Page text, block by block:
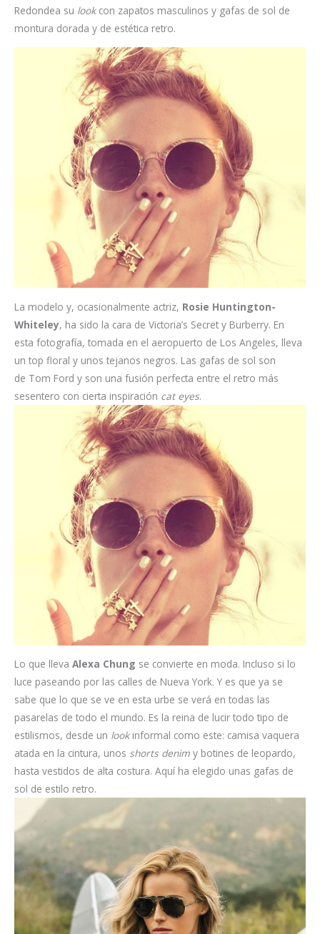
Redondea su lookcon zapatos masculinos y gafas de sol de
montura dorada y de estética retro.
La modelo y, ocasionalmente actriz, Rosie Huntington-
Whiteley, ha sido la cara de Victoria’s Secret y Burberry. En
esta fotografía, tomada en el aeropuerto de Los Angeles, lleva
un top floral y unos tejanos negros. Las gafas de sol son
de Tom Ford y son una fusión perfecta entre el retro más
sesentero con cierta inspiración cat eyes.
Lo que lleva Alexa Chung se convierte en moda. Incluso si lo
luce paseando por las calles de Nueva York. Y es que ya se
sabe que lo que se ve en esta urbe se verá en todas las
pasarelas de todo el mundo. Es la reina de lucir todo tipo de
estilismos, desde un lookinformal como este: camisa vaquera
atada en la cintura, unos shorts denim y botines de leopardo,
hasta vestidos de alta costura. Aquí ha elegido unas gafas de
sol de estilo retro.